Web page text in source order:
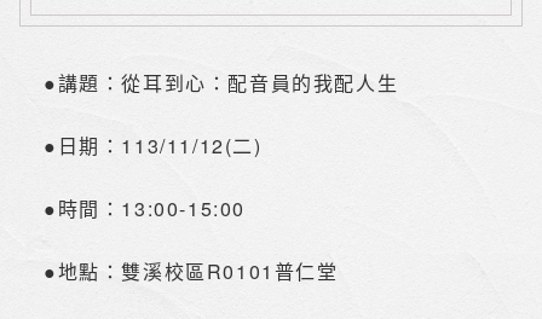
●講題：從耳到心：配音員的我配人生
●日期：113/11/12(二)
●時間：13:00-15:00
●地點：雙溪校區R0101普仁堂